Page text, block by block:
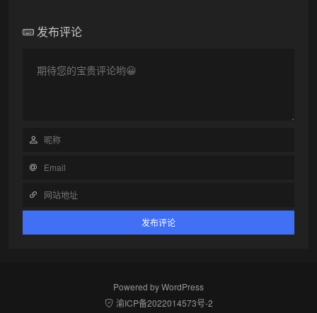
发布评论
Powered byWordPress
渝ICP备2022014573号-2